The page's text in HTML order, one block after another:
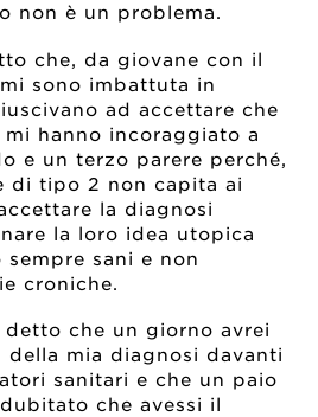
non è un problema.
che, da giovane con il
sono imbattuta in
ad accettare che
hanno incoraggiato a
e un terzo parere perché,
di tipo 2 non capita ai
la diagnosi
la loro idea utopica
sani e non
croniche.
detto che un giorno avrei
della mia diagnosi davanti
sanitari e che un paio
che avessi il